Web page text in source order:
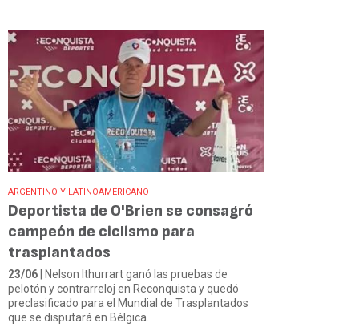
ARGENTINO Y LATINOAMERICANO
Deportista de O'Brien se consagró
campeón de ciclismo para
trasplantados
23/06 | Nelson Ithurrart ganó las pruebas de
pelotón y contrarreloj en Reconquista y quedó
preclasificado para el Mundial de Trasplantados
que se disputará en Bélgica.